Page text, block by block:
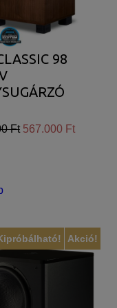
98
Ft 567.000 Ft
Akció!